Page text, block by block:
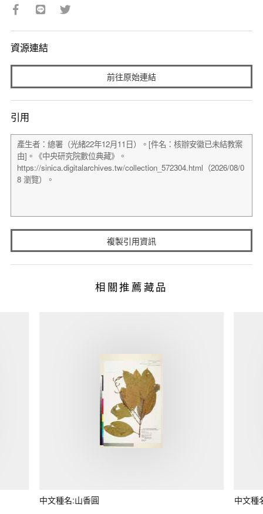
資源連結
前往原始連結
引用
複製引用資訊
相關推薦藏品
中文種名:山香圓 中文種